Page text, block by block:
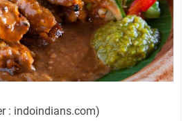
: indoindians.com)